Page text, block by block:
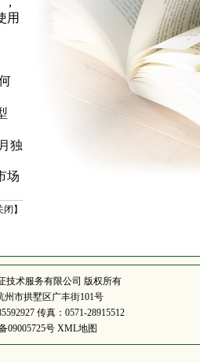
用
独
场
闭 】
技术服务有限公司 版权所有
州市拱墅区广丰街101号
传真：0571-28915512
09005725号 XML地图